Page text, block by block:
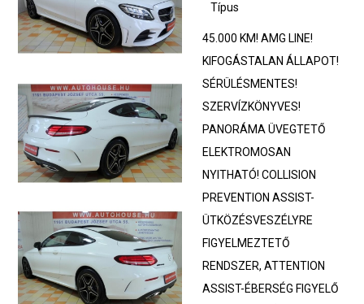
Típus
45.000 KM! AMG LINE!
KIFOGÁSTALAN ÁLLAPOT!
SÉRÜLÉSMENTES!
SZERVÍZKÖNYVES!
PANORÁMA ÜVEGTETŐ
ELEKTROMOSAN
NYITHATÓ! COLLISION
PREVENTION ASSIST-
ÜTKÖZÉSVESZÉLYRE
FIGYELMEZTETŐ
RENDSZER, ATTENTION
ASSIST-ÉBERSÉG FIGYELŐ